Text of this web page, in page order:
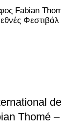
Fabian
Thomé